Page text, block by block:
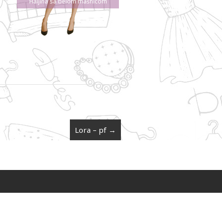
Lora – pf →